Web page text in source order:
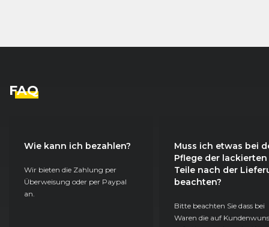
FAQ
Wie kann ich bezahlen?
Wir bieten die Zahlung per
Überweisung oder per Paypal
an.
Muss ich etwas bei
Pflege der lackierten
Teile nach der
beachten?
Bitte beachten Sie dass bei
Waren die auf